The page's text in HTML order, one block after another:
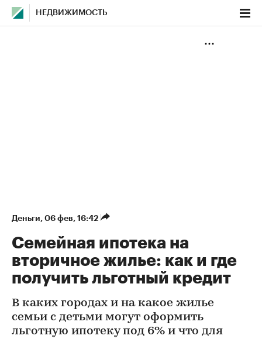
НЕДВИЖИМОСТЬ
Деньги⁠, 06 фев, 16:42
Семейная ипотека на
вторичное жилье: как и где
получить льготный кредит
В каких городах и на какое жилье
семьи с детьми могут оформить
льготную ипотеку под 6% и что для